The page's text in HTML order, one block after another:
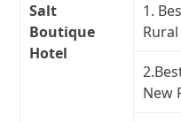
Salt
Boutique
Hotel
1.
New